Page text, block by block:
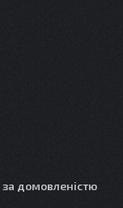
за домовленістю